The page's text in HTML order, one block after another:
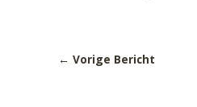
← Vorige Bericht